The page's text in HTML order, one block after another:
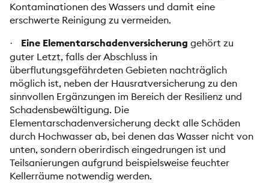
Kontaminationen des Wassers und damit eine
erschwerte Reinigung zu vermeiden.
· Eine Elementarschadenversicherung gehört zu
guter Letzt, falls der Abschluss in
überflutungsgefährdeten Gebieten nachträglich
möglich ist, neben der Hausratversicherung zu den
sinnvollen Ergänzungen im Bereich der Resilienz und
Schadensbewältigung. Die
Elementarschadenversicherung deckt alle Schäden
durch Hochwasser ab, bei denen das Wasser nicht von
unten, sondern oberirdisch eingedrungen ist und
Teilsanierungen aufgrund beispielsweise feuchter
Kellerräume notwendig werden.